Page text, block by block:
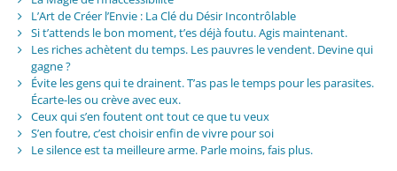
L’Art de Créer l’Envie : La Clé du Désir Incontrôlable
Si t’attends le bon moment, t’es déjà foutu. Agis maintenant.
Les riches achètent du temps. Les pauvres le vendent. Devine qui
gagne ?
Évite les gens qui te drainent. T’as pas le temps pour les parasites.
Écarte-les ou crève avec eux.
Ceux qui s’en foutent ont tout ce que tu veux
S’en foutre, c’est choisir enfin de vivre pour soi
Le silence est ta meilleure arme. Parle moins, fais plus.